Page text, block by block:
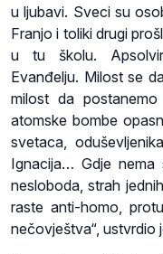
u ljubavi. Sveci su
Franjo i toliki drugi
u tu školu.
Evanđelju. Milost se
milost da
atomske bombe
svetaca,
Ignacija… Gdje nema
nesloboda, strah
raste anti-homo,
nečovještva“, ustvrdio